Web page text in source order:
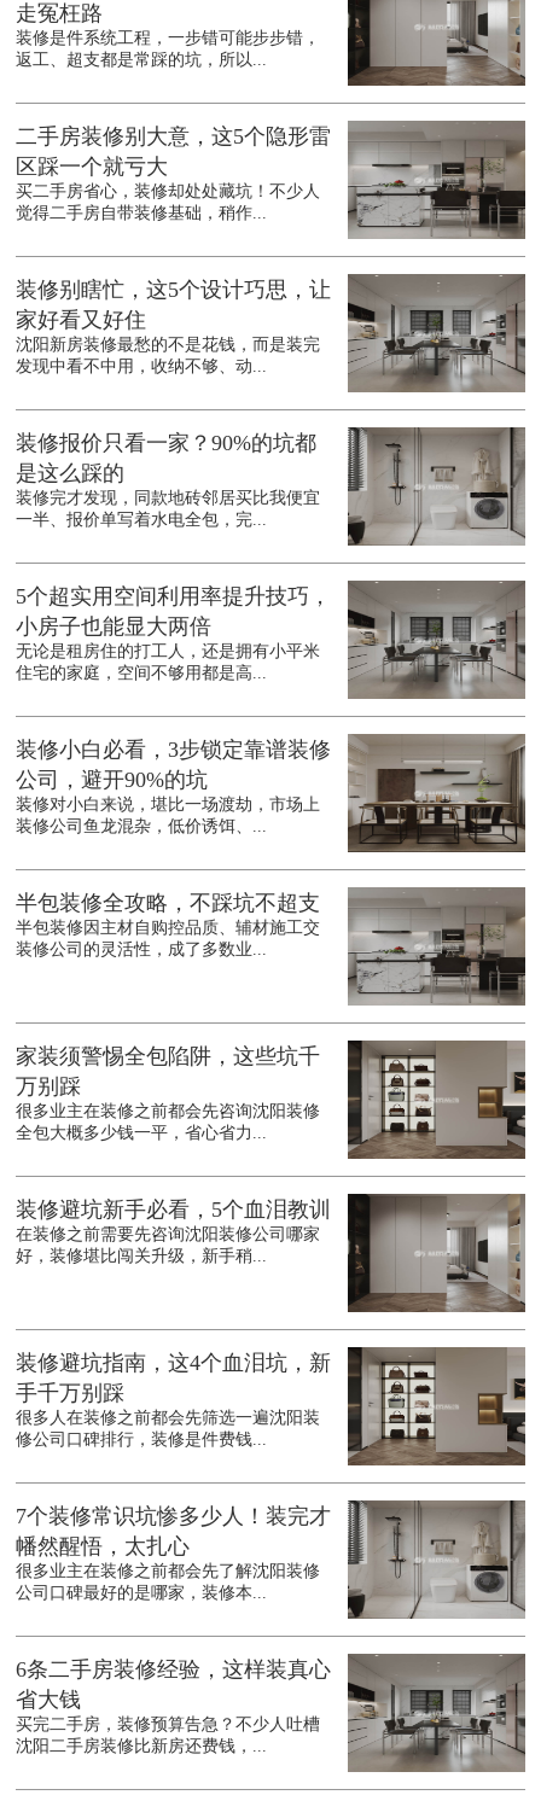
走冤枉路
装修是件系统工程，一步错可能步步错，
返工、超支都是常踩的坑，所以...
二手房装修别大意，这5个隐形雷
区踩一个就亏大
买二手房省心，装修却处处藏坑！不少人
觉得二手房自带装修基础，稍作...
装修别瞎忙，这5个设计巧思，让
家好看又好住
沈阳新房装修最愁的不是花钱，而是装完
发现中看不中用，收纳不够、动...
装修报价只看一家？90%的坑都
是这么踩的
装修完才发现，同款地砖邻居买比我便宜
一半、报价单写着水电全包，完...
5个超实用空间利用率提升技巧，
小房子也能显大两倍
无论是租房住的打工人，还是拥有小平米
住宅的家庭，空间不够用都是高...
装修小白必看，3步锁定靠谱装修
公司，避开90%的坑
装修对小白来说，堪比一场渡劫，市场上
装修公司鱼龙混杂，低价诱饵、...
半包装修全攻略，不踩坑不超支
半包装修因主材自购控品质、辅材施工交
装修公司的灵活性，成了多数业...
家装须警惕全包陷阱，这些坑千
万别踩
很多业主在装修之前都会先咨询沈阳装修
全包大概多少钱一平，省心省力...
装修避坑新手必看，5个血泪教训
在装修之前需要先咨询沈阳装修公司哪家
好，装修堪比闯关升级，新手稍...
装修避坑指南，这4个血泪坑，新
手千万别踩
很多人在装修之前都会先筛选一遍沈阳装
修公司口碑排行，装修是件费钱...
7个装修常识坑惨多少人！装完才
幡然醒悟，太扎心
很多业主在装修之前都会先了解沈阳装修
公司口碑最好的是哪家，装修本...
6条二手房装修经验，这样装真心
省大钱
买完二手房，装修预算告急？不少人吐槽
沈阳二手房装修比新房还费钱，...